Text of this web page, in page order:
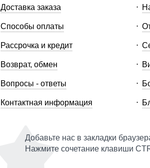
Доставка заказа
Способы оплаты
Рассрочка и кредит
Возврат, обмен
Вопросы - ответы
Контактная информация
Добавьте нас в закладки
Нажмите сочетание клавиши